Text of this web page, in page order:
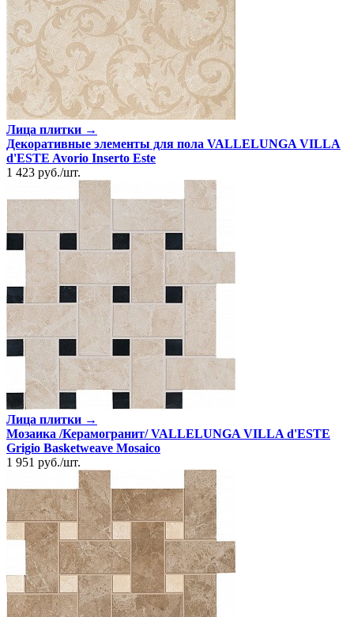
Лица плитки →
Декоративные элементы для пола VALLELUNGA VILLA
d'ESTE Avorio Inserto Este
1 423 руб./шт.
Лица плитки →
Мозаика /Керамогранит/ VALLELUNGA VILLA d'ESTE
Grigio Basketweave Mosaico
1 951 руб./шт.